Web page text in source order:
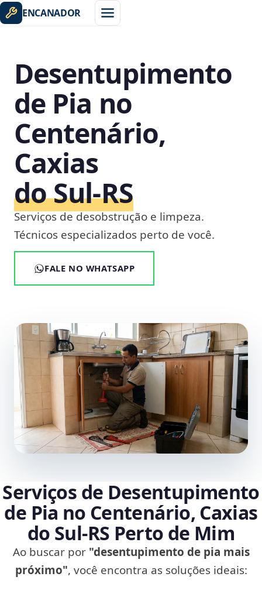
ENCANADOR
Desentupimento
de Pia no
Centenário,
Caxias
do Sul‑RS
Serviços de desobstrução e limpeza.
Técnicos especializados perto de você.
FALE NO WHATSAPP
Serviços de Desentupimento
de Pia no Centenário, Caxias
do Sul‑RS Perto de Mim
Ao buscar por "desentupimento de pia mais
próximo", você encontra as soluções ideais: